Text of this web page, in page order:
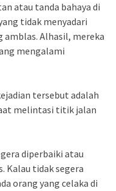
atau tanda bahaya di
tidak menyadari
amblas. Alhasil, mereka
mengalami
tersebut adalah
melintasi titik jalan
diperbaiki atau
Kalau tidak segera
orang yang celaka di